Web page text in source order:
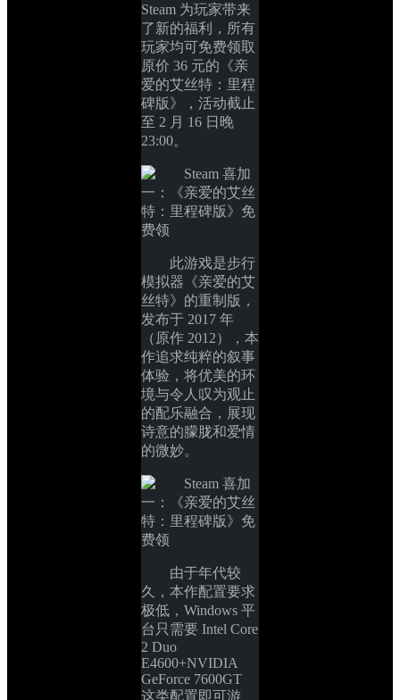
Steam 为玩家带来
了新的福利，所有
玩家均可免费领取
原价 36 元的《亲
爱的艾丝特：里程
碑版》，活动截止
至 2 月 16 日晚
23:00。
此游戏是步行
模拟器《亲爱的艾
丝特》的重制版，
发布于 2017 年
（原作 2012），本
作追求纯粹的叙事
体验，将优美的环
境与令人叹为观止
的配乐融合，展现
诗意的朦胧和爱情
的微妙。
由于年代较
久，本作配置要求
极低，Windows 平
台只需要 Intel Core
2 Duo
E4600+NVIDIA
GeForce 7600GT
这类配置即可游